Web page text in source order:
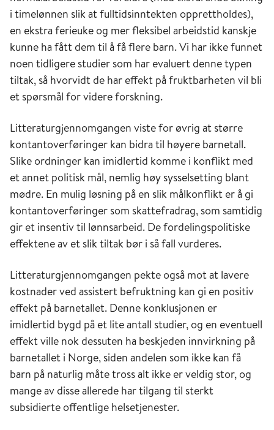
i timelønnen slik at fulltidsinntekten opprettholdes),
en ekstra ferieuke og mer fleksibel arbeidstid kanskje
kunne ha fått dem til å få flere barn. Vi har ikke funnet
noen tidligere studier som har evaluert denne typen
tiltak, så hvorvidt de har effekt på fruktbarheten vil bli
et spørsmål for videre forskning.
Litteraturgjennomgangen viste for øvrig at større
kontantoverføringer kan bidra til høyere barnetall.
Slike ordninger kan imidlertid komme i konflikt med
et annet politisk mål, nemlig høy sysselsetting blant
mødre. En mulig løsning på en slik målkonflikt er å gi
kontantoverføringer som skattefradrag, som samtidig
gir et insentiv til lønnsarbeid. De fordelingspolitiske
effektene av et slik tiltak bør i så fall vurderes.
Litteraturgjennomgangen pekte også mot at lavere
kostnader ved assistert befruktning kan gi en positiv
effekt på barnetallet. Denne konklusjonen er
imidlertid bygd på et lite antall studier, og en eventuell
effekt ville nok dessuten ha beskjeden innvirkning på
barnetallet i Norge, siden andelen som ikke kan få
barn på naturlig måte tross alt ikke er veldig stor, og
mange av disse allerede har tilgang til sterkt
subsidierte offentlige helsetjenester.